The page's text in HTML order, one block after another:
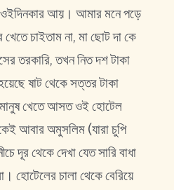
আয়। আমার মনে পড়ে
চাইতাম না, মা ছোট দা কে
তরকারি, তখন নিত দশ টাকা
ষাট থেকে সত্তর টাকা
খেতে আসত ওই হোটেল
আবার অমুসলিম (যারা চুপি
দূর থেকে দেখা যেত সারি বাধা
হোটেলের চালা থেকে বেরিয়ে